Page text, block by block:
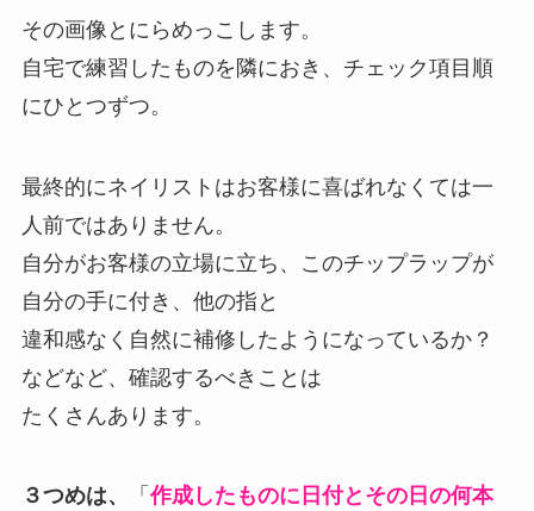
その画像とにらめっこします。
自宅で練習したものを隣におき、チェック項目順
にひとつずつ。
最終的にネイリストはお客様に喜ばれなくては一
人前ではありません。
自分がお客様の立場に立ち、このチップラップが
自分の手に付き、他の指と
違和感なく自然に補修したようになっているか？
などなど、確認するべきことは
たくさんあります。
３つめは、 「作成したものに日付とその日の何本